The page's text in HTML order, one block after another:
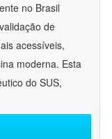
no Brasil
de
acessíveis,
moderna. Esta
do SUS,